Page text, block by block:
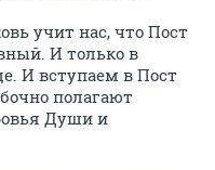
учит нас, что Пост
И только в
И вступаем в Пост
полагают
Души и